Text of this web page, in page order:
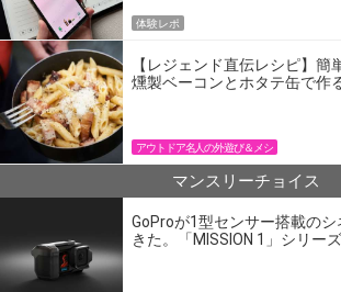
体験レポ
【レジェンド直伝レシピ】簡
燻製ベーコンとホタテ缶で作
アウトドア名人の外遊び＆メシ
マンスリーチョイス
GoProが1型センサー搭載の
きた。「MISSION 1」シリー